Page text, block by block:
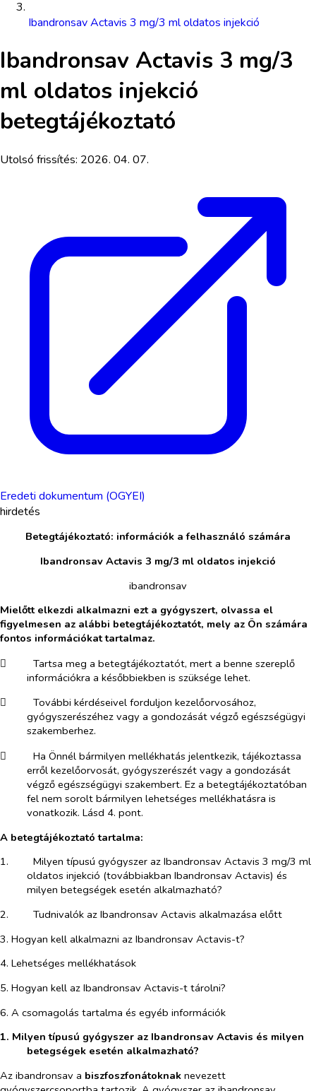
Ibandronsav Actavis 3 mg/3 ml oldatos injekció
Ibandronsav Actavis 3 mg/3
ml oldatos injekció
betegtájékoztató
Utolsó frissítés: 2026. 04. 07.
Eredeti dokumentum (OGYEI)
hirdetés
Betegtájékoztató: információk a felhasználó számára
Ibandronsav Actavis 3 mg/3 ml oldatos injekció
ibandronsav
Mielőtt elkezdi alkalmazni ezt a gyógyszert, olvassa el
figyelmesen az alábbi betegtájékoztatót, mely az Ön számára
fontos információkat tartalmaz.
​
Tartsa meg a betegtájékoztatót, mert a benne szereplő
információkra a későbbiekben is szüksége lehet.
​
További kérdéseivel forduljon kezelőorvosához,
gyógyszerészéhez vagy a gondozását végző egészségügyi
szakemberhez.
​
Ha Önnél bármilyen mellékhatás jelentkezik, tájékoztassa
erről kezelőorvosát, gyógyszerészét vagy a gondozását
végző egészségügyi szakembert. Ez a betegtájékoztatóban
fel nem sorolt bármilyen lehetséges mellékhatásra is
vonatkozik. Lásd 4. pont.
A betegtájékoztató tartalma:
1.​
Milyen típusú gyógyszer az Ibandronsav Actavis 3 mg/3 ml
oldatos injekció (továbbiakban Ibandronsav Actavis) és
milyen betegségek esetén alkalmazható?
2.​
Tudnivalók az Ibandronsav Actavis alkalmazása előtt
3. Hogyan kell alkalmazni az Ibandronsav Actavis-t?
4. Lehetséges mellékhatások
5. Hogyan kell az Ibandronsav Actavis-t tárolni?
6. A csomagolás tartalma és egyéb információk
1. Milyen típusú gyógyszer az Ibandronsav Actavis és milyen
betegségek esetén alkalmazható?
Az ibandronsav a biszfoszfonátoknak nevezett